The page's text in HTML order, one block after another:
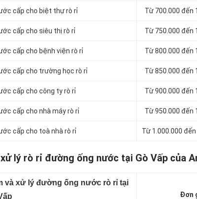
cấp cho biệt thự rò rỉ Từ 700.000 đến
cấp cho siêu thị rò rỉ Từ 750.000 đến
cấp cho bệnh viện rò rỉ Từ 800.000 đến
cấp cho trường học rò rỉ Từ 850.000 đến
cấp cho công ty rò rỉ Từ 900.000 đến
cấp cho nhà máy rò rỉ Từ 950.000 đến
cấp cho toà nhà rò rỉ Từ 1.000.000
lý rò rỉ đường ống nước tại Gò Vấp của
và xử lý đường ống nước rò rỉ tại
Đơn